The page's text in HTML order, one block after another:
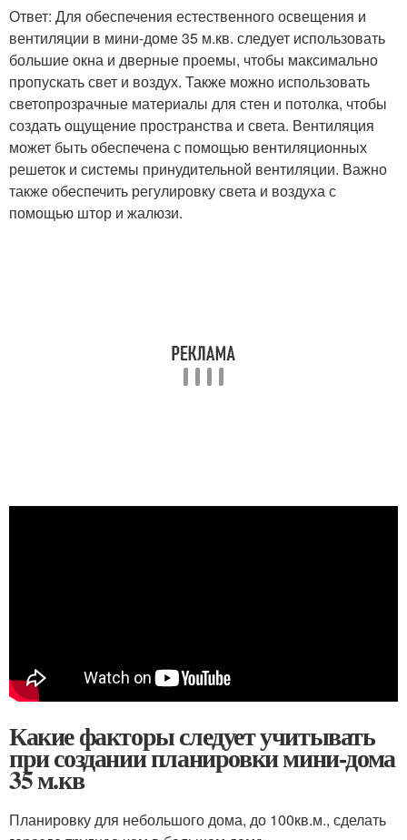
Ответ: Для обеспечения естественного освещения и
вентиляции в мини-доме 35 м.кв. следует использовать
большие окна и дверные проемы, чтобы максимально
пропускать свет и воздух. Также можно использовать
светопрозрачные материалы для стен и потолка, чтобы
создать ощущение пространства и света. Вентиляция
может быть обеспечена с помощью вентиляционных
решеток и системы принудительной вентиляции. Важно
также обеспечить регулировку света и воздуха с
помощью штор и жалюзи.
Какие факторы следует учитывать
при создании планировки мини-дома
35 м.кв
Планировку для небольшого дома, до 100кв.м., сделать